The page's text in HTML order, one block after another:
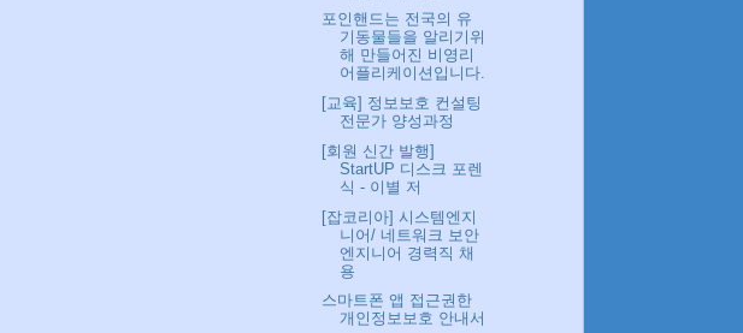
포인핸드는 전국의 유
기동물들을 알리기위
해 만들어진 비영리
어플리케이션입니다.
[교육] 정보보호 컨설팅
전문가 양성과정
[회원 신간 발행]
StartUP 디스크 포렌
식 - 이별 저
[잡코리아] 시스템엔지
니어/ 네트워크 보안
엔지니어 경력직 채
용
스마트폰 앱 접근권한
개인정보보호 안내서